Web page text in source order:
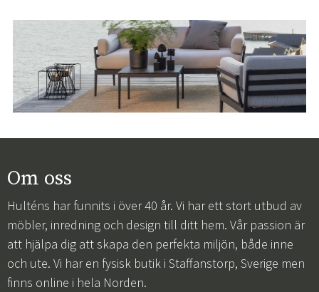
Om oss
Hulténs har funnits i över 40 år. Vi har ett stort utbud av
möbler, inredning och design till ditt hem. Vår passion är
att hjälpa dig att skapa den perfekta miljön, både inne
och ute. Vi har en fysisk butik i Staffanstorp, Sverige men
finns online i hela Norden.